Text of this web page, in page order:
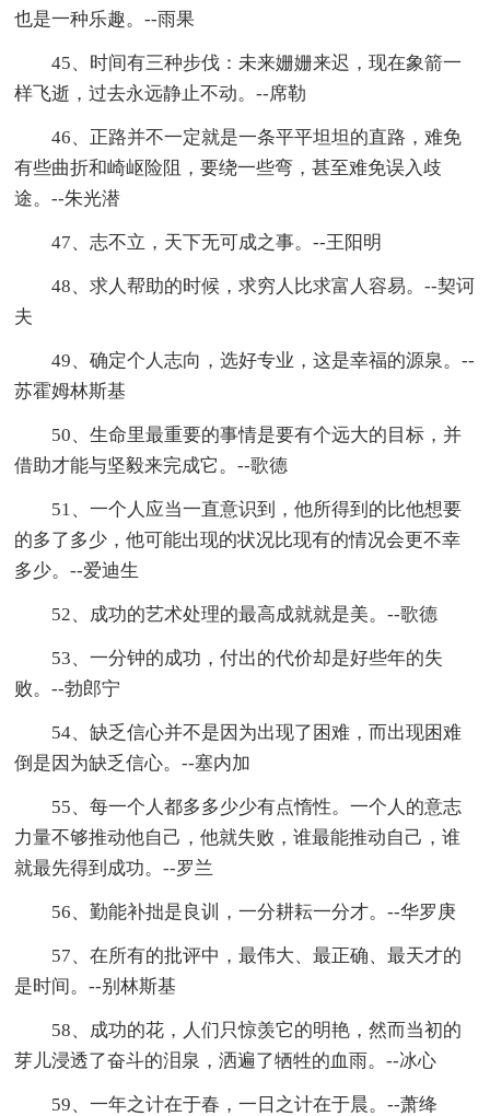
也是一种乐趣。--雨果
45、时间有三种步伐：未来姗姗来迟，现在象箭一
样飞逝，过去永远静止不动。--席勒
46、正路并不一定就是一条平平坦坦的直路，难免
有些曲折和崎岖险阻，要绕一些弯，甚至难免误入歧
途。--朱光潜
47、志不立，天下无可成之事。--王阳明
48、求人帮助的时候，求穷人比求富人容易。--契诃
夫
49、确定个人志向，选好专业，这是幸福的源泉。--
苏霍姆林斯基
50、生命里最重要的事情是要有个远大的目标，并
借助才能与坚毅来完成它。--歌德
51、一个人应当一直意识到，他所得到的比他想要
的多了多少，他可能出现的状况比现有的情况会更不幸
多少。--爱迪生
52、成功的艺术处理的最高成就就是美。--歌德
53、一分钟的成功，付出的代价却是好些年的失
败。--勃郎宁
54、缺乏信心并不是因为出现了困难，而出现困难
倒是因为缺乏信心。--塞内加
55、每一个人都多多少少有点惰性。一个人的意志
力量不够推动他自己，他就失败，谁最能推动自己，谁
就最先得到成功。--罗兰
56、勤能补拙是良训，一分耕耘一分才。--华罗庚
57、在所有的批评中，最伟大、最正确、最天才的
是时间。--别林斯基
58、成功的花，人们只惊羡它的明艳，然而当初的
芽儿浸透了奋斗的泪泉，洒遍了牺牲的血雨。--冰心
59、一年之计在于春，一日之计在于晨。--萧绛